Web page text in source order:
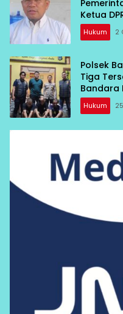
Ketua
Hukum 2
Polsek
Tiga
Bandara
Hukum